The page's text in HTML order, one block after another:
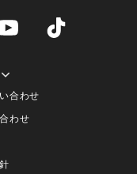
合わせ
わせ